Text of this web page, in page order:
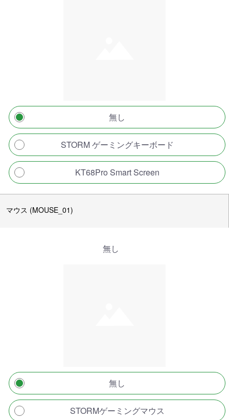
無し
STORM ゲーミングキーボード
KT68Pro Smart Screen
マウス (MOUSE_01)
無し
無し
STORMゲーミングマウス